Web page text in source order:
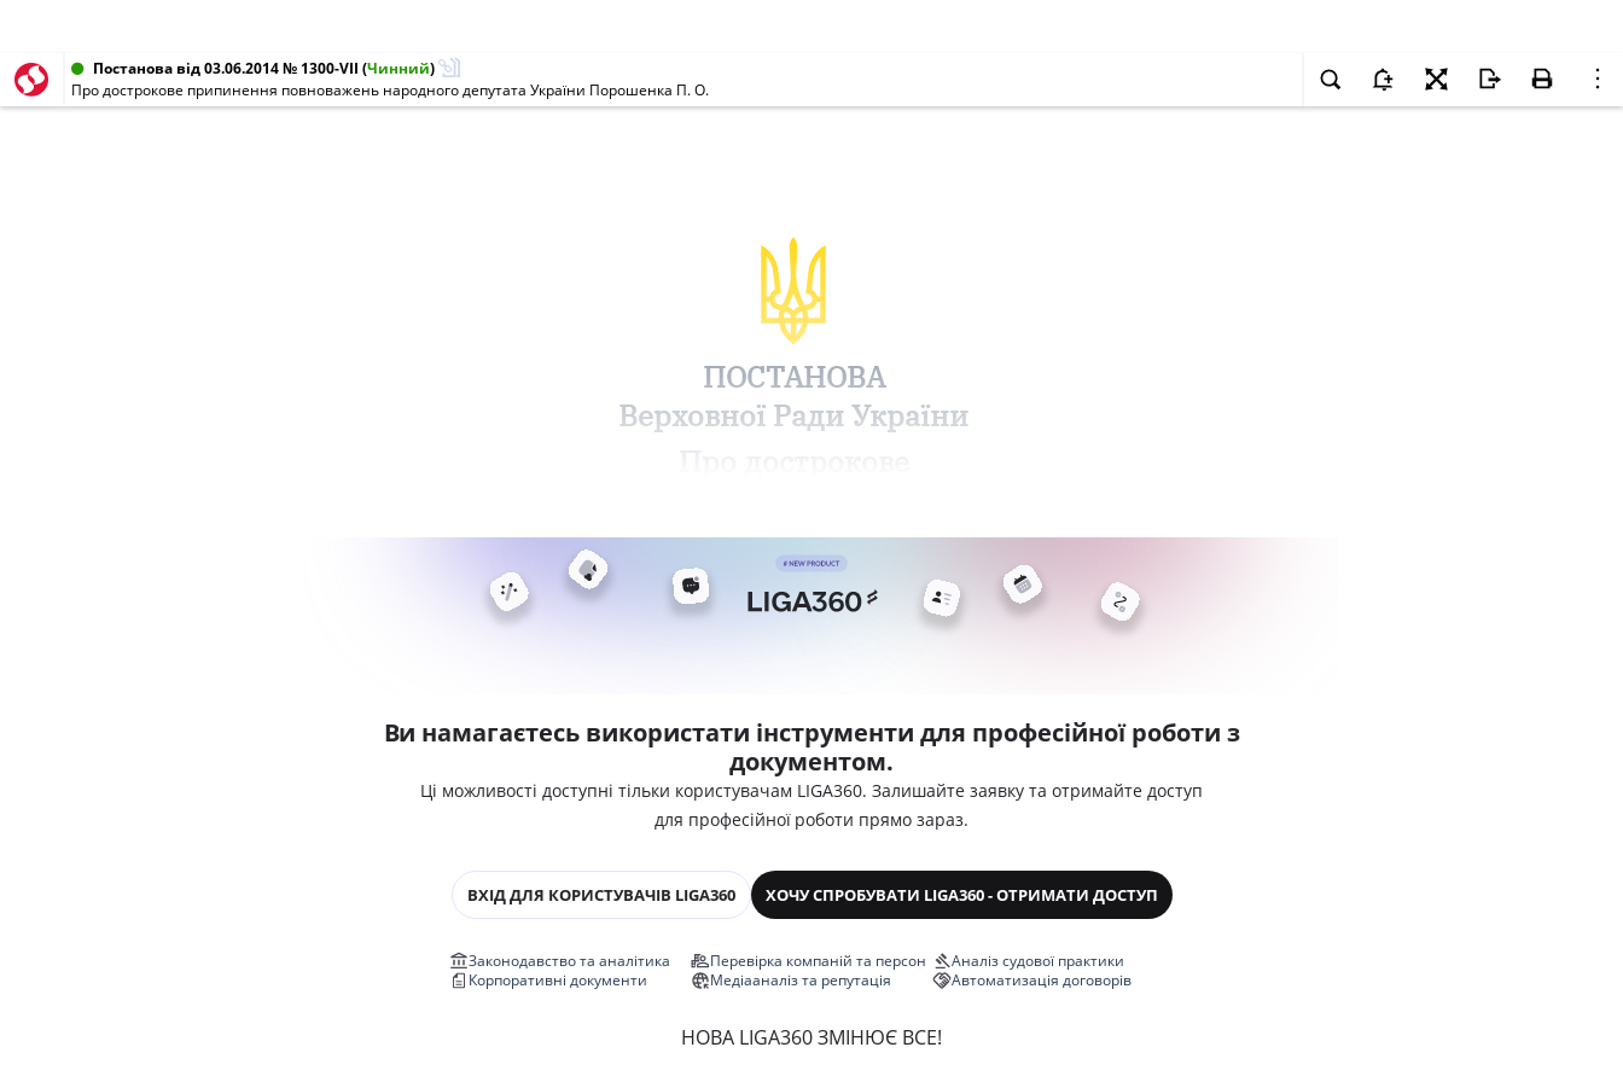
Постанова від 03.06.2014 № 1300-VII (Чинний)
Про дострокове припинення повноважень народного депутата України Порошенка П. О.
ПОСТАНОВА
Верховної Ради України
Ви намагаєтесь використати інструменти для професійної роботи з
документом.
Ці можливості доступні тільки користувачам LIGA360. Залишайте заявку та отримайте доступ
для професійної роботи прямо зараз.
ВХІД ДЛЯ КОРИСТУВАЧІВ LIGA360 ХОЧУ СПРОБУВАТИ LIGA360 - ОТРИМАТИ ДОСТУП
Законодавство та аналітика
Корпоративні документи
Перевірка компаній та персон
Медіааналіз та репутація
Аналіз судової практики
Автоматизація договорів
НОВА LIGA360 ЗМІНЮЄ ВСЕ!